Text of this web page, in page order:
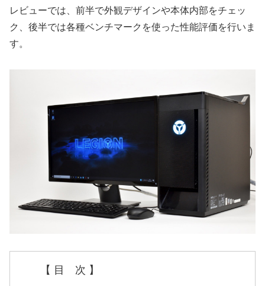
レビューでは、前半で外観デザインや本体内部をチェッ
ク、後半では各種ベンチマークを使った性能評価を行いま
す。
【 目 次 】